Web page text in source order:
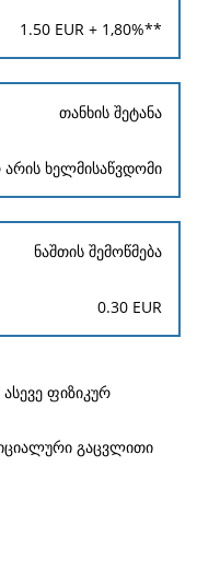
1.50 EUR + 1,80%**
თანხის შეტანა
არის ხელმისაწვდომი
ნაშთის შემოწმება
0.30 EUR
ფიზიკურ
გაცვლითი